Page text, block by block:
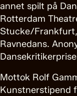
annet spilt på
Rotterdam
Stucke/
Ravnedans.
Mottok Rolf
Kunstnerstipend